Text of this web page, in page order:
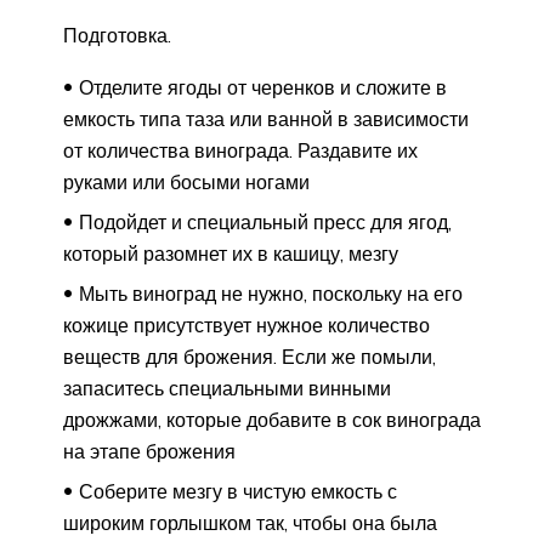
Подготовка.
Отделите ягоды от черенков и сложите в
емкость типа таза или ванной в зависимости
от количества винограда. Раздавите их
руками или босыми ногами
Подойдет и специальный пресс для ягод,
который разомнет их в кашицу, мезгу
Мыть виноград не нужно, поскольку на его
кожице присутствует нужное количество
веществ для брожения. Если же помыли,
запаситесь специальными винными
дрожжами, которые добавите в сок винограда
на этапе брожения
Соберите мезгу в чистую емкость с
широким горлышком так, чтобы она была